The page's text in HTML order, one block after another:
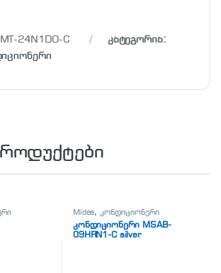
MT-24N1DO-C
კატეგორია:
Midea,კონდიციონერი
კონდიციონერი MSAB-
09HRN1-C silver